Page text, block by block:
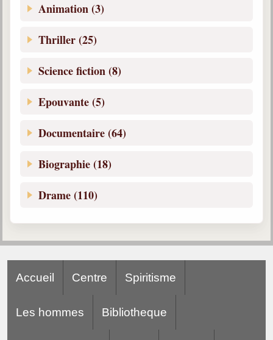
Animation (3)
Thriller (25)
Science fiction (8)
Epouvante (5)
Documentaire (64)
Biographie (18)
Drame (110)
Accueil Centre Spiritisme
Les hommes Bibliotheque